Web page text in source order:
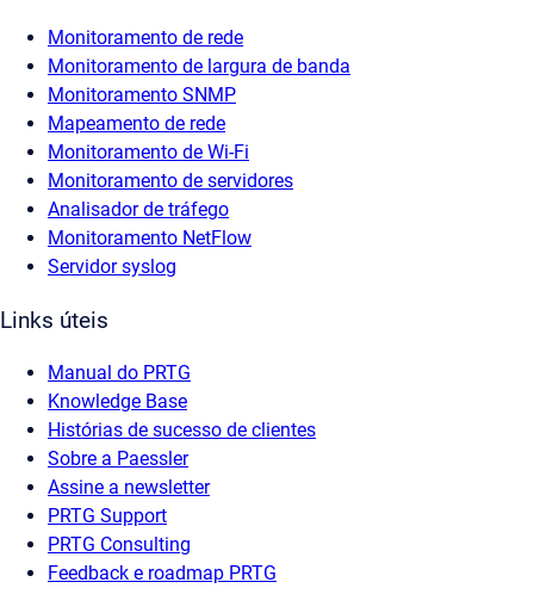
Monitoramento de rede
Monitoramento de largura de banda
Monitoramento SNMP
Mapeamento de rede
Monitoramento de Wi-Fi
Monitoramento de servidores
Analisador de tráfego
Monitoramento NetFlow
Servidor syslog
Links úteis
Manual do PRTG
Knowledge Base
Histórias de sucesso de clientes
Sobre a Paessler
Assine a newsletter
PRTG Support
PRTG Consulting
Feedback e roadmap PRTG